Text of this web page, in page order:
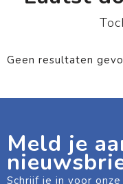
Geen resultaten
Meld je
Schrijf je in voor